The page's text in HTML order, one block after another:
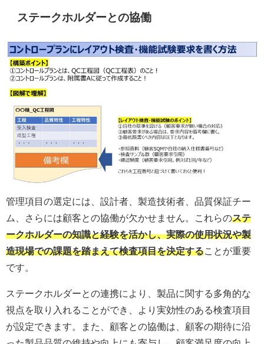
ステークホルダーとの協働
管理項目の選定には、設計者、製造技術者、品質保証チー
ム、さらには顧客との協働が欠かせません。これらのステ
ークホルダーの知識と経験を活かし、実際の使用状況や製
造現場での課題を踏まえて検査項目を決定することが重要
です。
ステークホルダーとの連携により、製品に関する多角的な
視点を取り入れることができ、より実効性のある検査項目
が設定できます。また、顧客との協働は、顧客の期待に沿